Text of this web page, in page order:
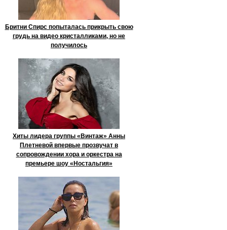
Бритни Спирс попыталась прикрыть свою
грудь на видео кристалликами, но не
получилось
Хиты лидера группы «Винтаж» Анны
Плетневой впервые прозвучат в
сопровождении хора и оркестра на
премьере шоу «Ностальгия»